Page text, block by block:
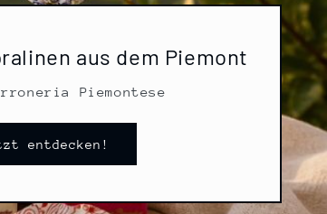
aus dem Piemont
Piemontese
entdecken!